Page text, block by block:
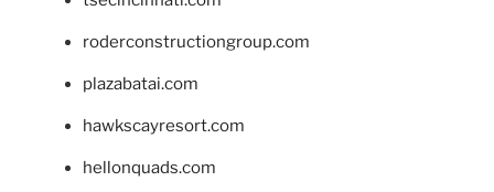
roderconstructiongroup.com
plazabatai.com
hawkscayresort.com
hellonquads.com